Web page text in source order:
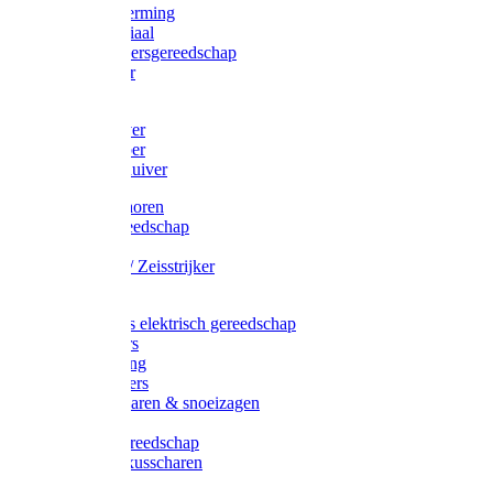
Kniebescherming
Afzetmateriaal
Stratenmakersgereedschap
Straathamer
Mestschuiver
Mestschraper
Sneeuwschuiver
Zeis toebehoren
Baggergereedschap
Wetstenen / Zeisstrijker
Accessoires elektrisch gereedschap
Grasmaaiers
Tuinreiniging
Robotmaaiers
Heggenscharen & snoeizagen
Klussen gereedschap
Gras & buxusscharen